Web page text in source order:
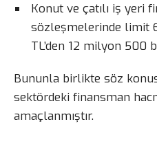
Konut ve çatılı iş yeri
sözleşmelerinde limit
TL’den 12 milyon 500
Bununla birlikte söz
sektördeki finansman
amaçlanmıştır.